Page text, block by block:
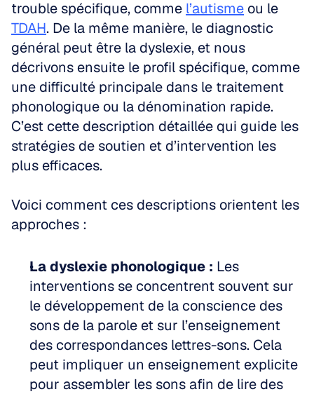
trouble spécifique, comme l’autisme
TDAH. De la même manière, le diagnostic
général peut être la dyslexie, et nous
décrivons ensuite le profil spécifique, comme
une difficulté principale dans le traitement
phonologique ou la dénomination rapide.
C’est cette description détaillée qui guide les
stratégies de soutien et d’intervention les
plus efficaces.
Voici comment ces descriptions orientent les
approches :
La dyslexie phonologique : Les
interventions se concentrent souvent sur
le développement de la conscience des
sons de la parole et sur l’enseignement
des correspondances lettres-sons. Cela
peut impliquer un enseignement explicite
pour assembler les sons afin de lire des